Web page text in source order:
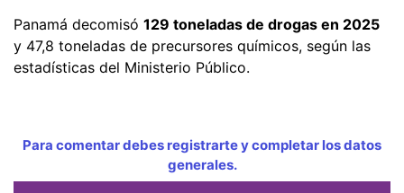
Panamá decomisó 129 toneladas de drogas en 2025
y 47,8 toneladas de precursores químicos, según las
estadísticas del Ministerio Público.
Para comentar debes registrarte y completar los datos
generales.